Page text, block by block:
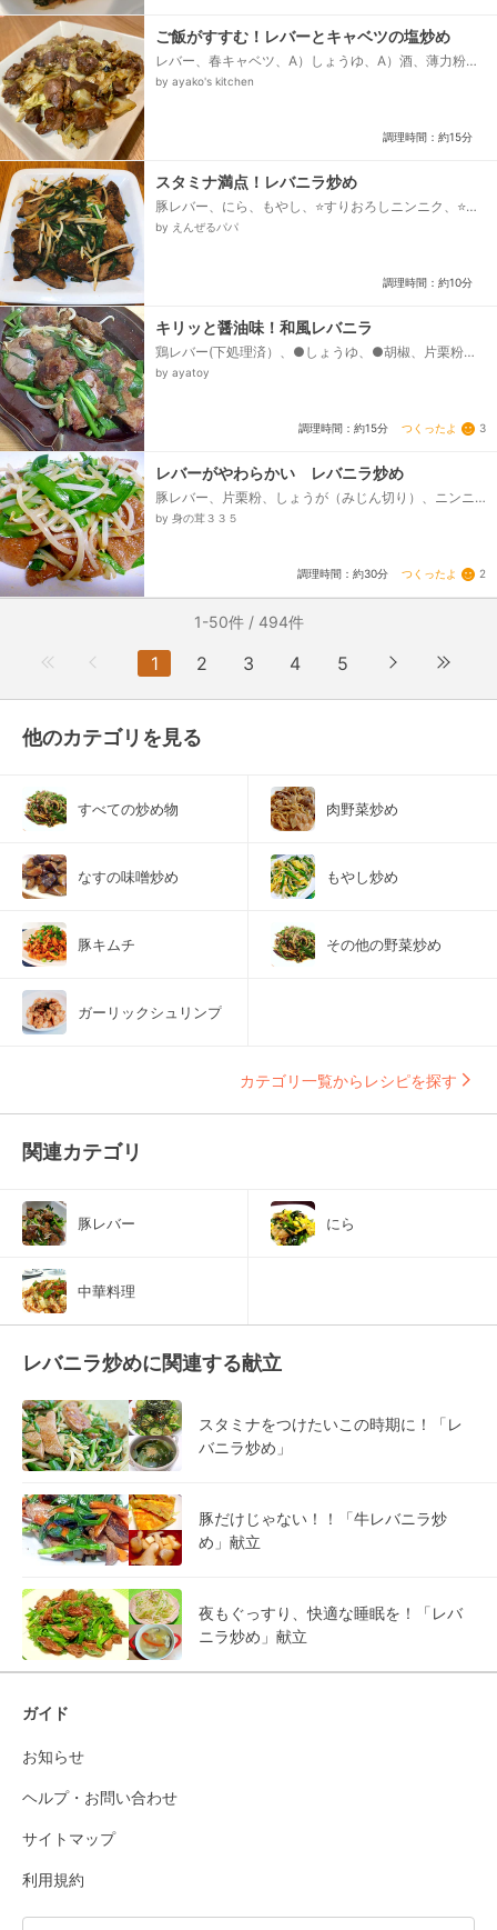
ご飯がすすむ！レバーとキャベツの塩炒め
レバー、春キャベツ、A）しょうゆ、A）酒、薄力粉、
B）鶏ガラスープの素（ウェイパーもok）、B）塩、ご
by ayako's kitchen
調理時間：約15分
スタミナ満点！レバニラ炒め
豚レバー、にら、もやし、⭐すりおろしニンニク、⭐す
りおろし生姜、⭐オイスターソース、⭐醤油、⭐酒、⭐み
by えんぜるパパ
調理時間：約10分
キリッと醤油味！和風レバニラ
鶏レバー(下処理済）、●しょうゆ、●胡椒、片栗粉、
ニラ、もやし、にんにく、ごま油、□酒、□醤油、□砂
by ayatoy
調理時間：約15分 つくったよ 3
レバーがやわらかい レバニラ炒め
豚レバー、片栗粉、しょうが（みじん切り）、ニンニ
ク（みじん切り）、ニラ、もやし、【レバー下味】、
*～*～*～*～*～*～*、サラダ油、ごま油...
by 身の茸３３５
調理時間：約30分 つくったよ 2
1-50件 / 494件
1 2 3 4 5
他のカテゴリを見る
すべての炒め物 肉野菜炒め
なすの味噌炒め もやし炒め
豚キムチ その他の野菜炒め
ガーリックシュリンプ
カテゴリ一覧からレシピを探す
関連カテゴリ
豚レバー にら
中華料理
レバニラ炒めに関連する献立
スタミナをつけたいこの時期に！「レ
バニラ炒め」
豚だけじゃない！！「牛レバニラ炒
め」献立
夜もぐっすり、快適な睡眠を！「レバ
ニラ炒め」献立
ガイド
お知らせ
ヘルプ・お問い合わせ
サイトマップ
利用規約